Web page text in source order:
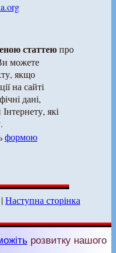
статтеюпро
можете
якщо
на сайті
дані,
які
формою
|Наступна сторінка
розвитку нашого